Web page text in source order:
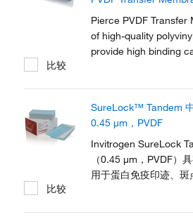
Pierce PVDF
of high-quality
provide high binding
比较
SureLock™ Tandem
0.45 μm，PVDF
Invitrogen SureLock
（0.45 μm，PVDF）
用于蛋白免疫印迹、
比较